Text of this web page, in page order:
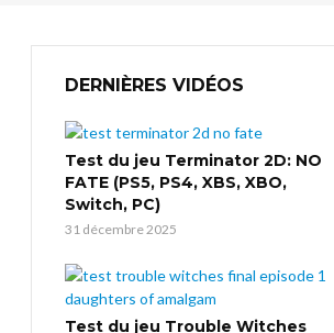
DERNIÈRES VIDÉOS
Test du jeu Terminator 2D: NO
FATE (PS5, PS4, XBS, XBO,
Switch, PC)
31 décembre 2025
Test du jeu Trouble Witches